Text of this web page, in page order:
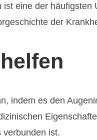
eine der häufigsten
der
indem es den
verbunden ist.